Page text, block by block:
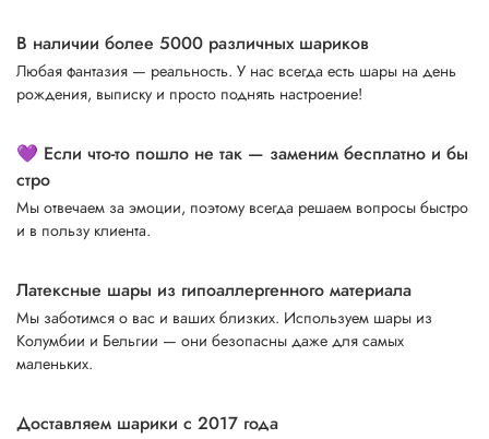
В наличии более 5000 различных шариков
Любая фантазия — реальность. У нас всегда есть шары на день
рождения, выписку и просто поднять настроение!
💜 Если что-то пошло не так — заменим бесплатно и бы
стро
Мы отвечаем за эмоции, поэтому всегда решаем вопросы быстро
и в пользу клиента.
Латексные шары из гипоаллергенного материала
Мы заботимся о вас и ваших близких. Используем шары из
Колумбии и Бельгии — они безопасны даже для самых
маленьких.
Доставляем шарики с 2017 года